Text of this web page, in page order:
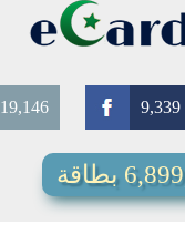
9,339
19,146